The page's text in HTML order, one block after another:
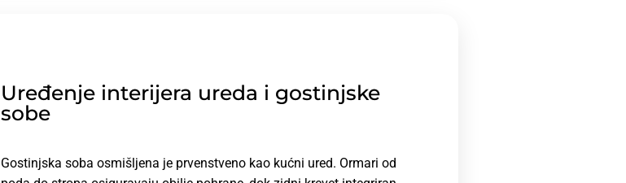
Uređenje interijera ureda i gostinjske
sobe
Gostinjska soba osmišljena je prvenstveno kao kućni ured. Ormari od